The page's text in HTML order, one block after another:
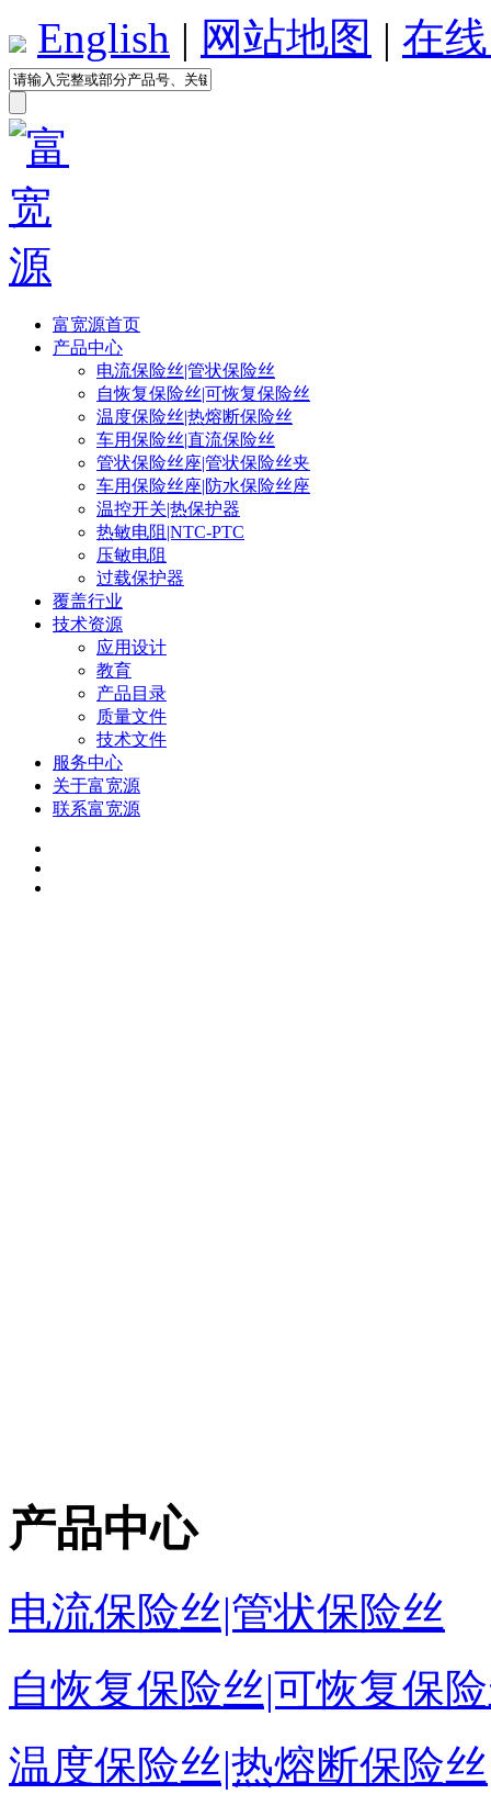
English | 网站地图 | 在
富宽源首页
产品中心
电流保险丝|管状保险丝
自恢复保险丝|可恢复保险丝
温度保险丝|热熔断保险丝
车用保险丝|直流保险丝
管状保险丝座|管状保险丝夹
车用保险丝座|防水保险丝座
温控开关|热保护器
热敏电阻|NTC-PTC
压敏电阻
过载保护器
覆盖行业
技术资源
应用设计
教育
产品目录
质量文件
技术文件
服务中心
关于富宽源
联系富宽源
产品中心
电流保险丝|管状保险丝
自恢复保险丝|可恢复保
温度保险丝|热熔断保险丝